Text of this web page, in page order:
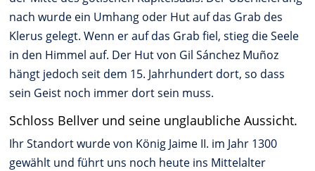
nach wurde ein Umhang oder Hut auf das Grab des
Klerus gelegt. Wenn er auf das Grab fiel, stieg die Seele
in den Himmel auf. Der Hut von Gil Sánchez Muñoz
hängt jedoch seit dem 15. Jahrhundert dort, so dass
sein Geist noch immer dort sein muss.
Schloss Bellver und seine unglaubliche Aussicht.
Ihr Standort wurde von König Jaime II. im Jahr 1300
gewählt und führt uns noch heute ins Mittelalter